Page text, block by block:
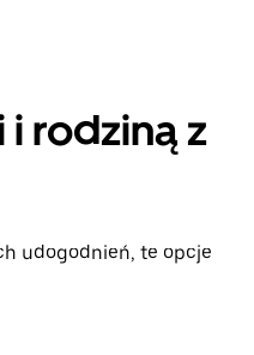
rodziną z
udogodnień, te opcje